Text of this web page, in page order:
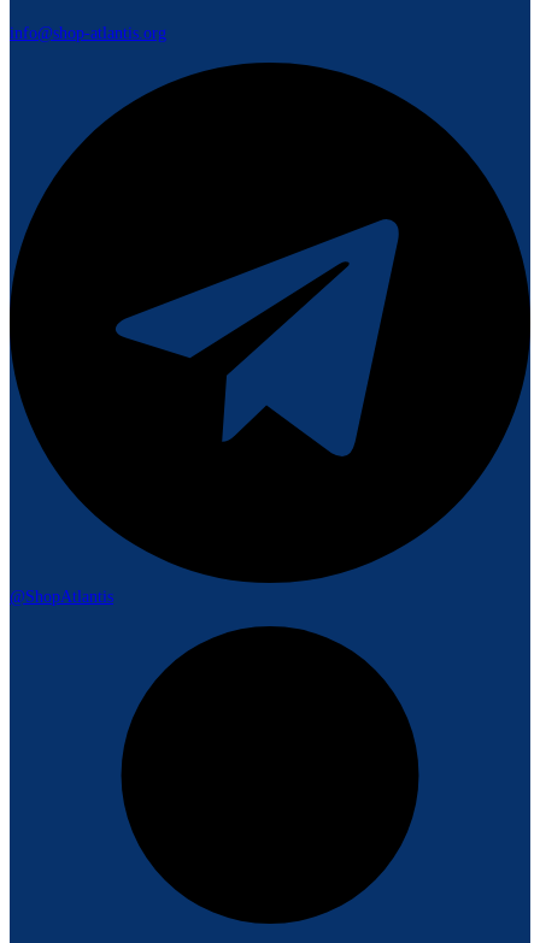
info@shop-atlantis.org
@ShopAtlantis